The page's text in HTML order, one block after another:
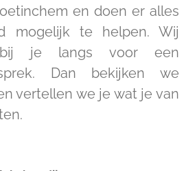
en doen er alles
mogelijk te helpen. Wij
je langs voor een
Dan bekijken we
vertellen we je wat je van